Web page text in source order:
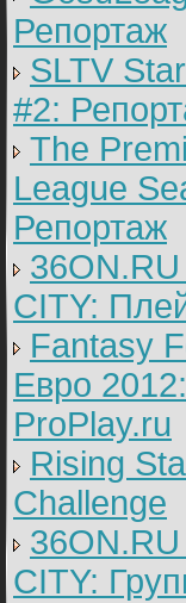
Репортаж
SLTV
#2:
The
League
Репортаж
CITY:
Fantasy
Евро
ProPlay.ru
Rising
Challenge
CITY: